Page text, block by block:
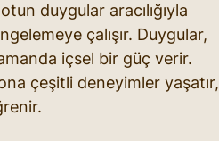
duygular aracılığıyla
çalışır. Duygular,
içsel bir güç verir.
çeşitli deneyimler yaşatır,